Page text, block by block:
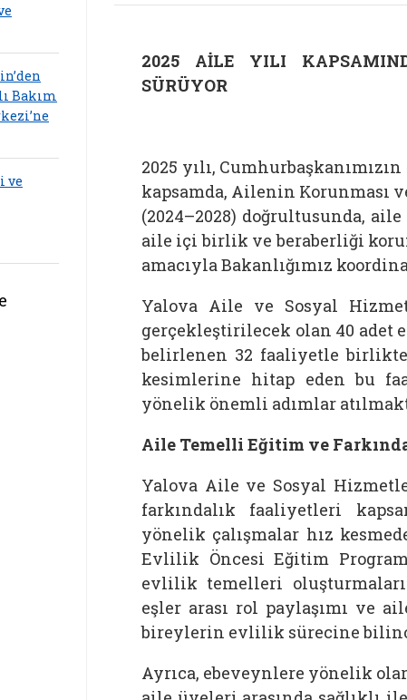
2025 AİLE YILI
SÜRÜYOR
2025 yılı,
kapsamda, Ailenin Korunması
(2024–2028) doğrultusunda,
aile içi birlik ve beraberliği
amacıyla Bakanlığımız
Yalova Aile ve Sosyal
gerçekleştirilecek olan 40 adet
belirlenen 32 faaliyetle
kesimlerine hitap eden bu
yönelik önemli adımlar
Aile Temelli Eğitim ve
Yalova Aile ve Sosyal
farkındalık faaliyetleri
yönelik çalışmalar hız
Evlilik Öncesi Eğitim
evlilik temelleri
eşler arası rol paylaşımı ve
bireylerin evlilik sürecine
Ayrıca, ebeveynlere yönelik
Bakım
ve